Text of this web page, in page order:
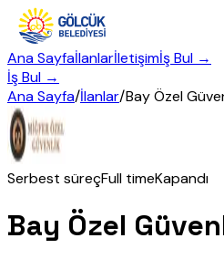
Ana Sayfaİlanlarİletişimİş Bul →
İş Bul →
Ana Sayfa/İlanlar/Bay Özel
Serbest süreçFull timeKapandı
Bay Özel